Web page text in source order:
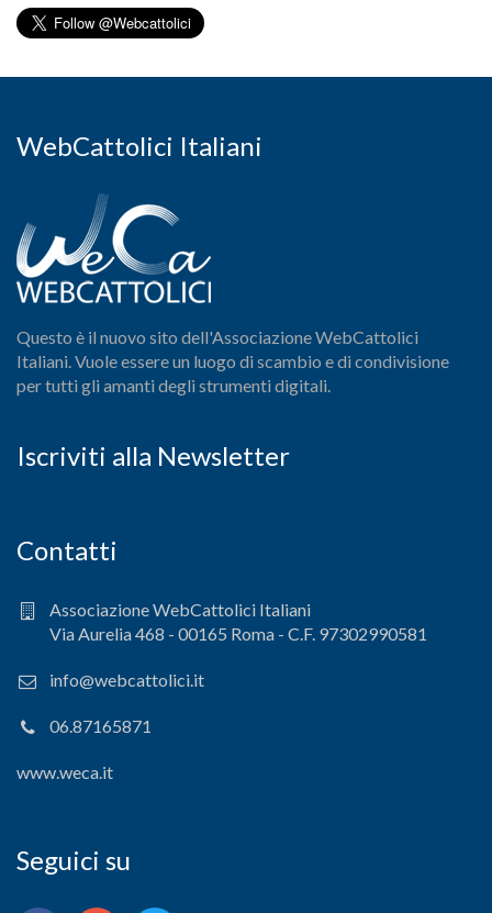
WebCattolici Italiani
Questo è il nuovo sito dell'Associazione WebCattolici
Italiani. Vuole essere un luogo di scambio e di condivisione
per tutti gli amanti degli strumenti digitali.
Iscriviti alla Newsletter
Contatti
Associazione WebCattolici Italiani
Via Aurelia 468 - 00165 Roma - C.F. 97302990581
info@webcattolici.it
06.87165871
www.weca.it
Seguici su